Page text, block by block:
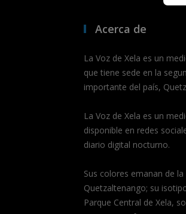
Acerca de
La Voz de Xela es un
que tiene sede en la
importante del país,
La Voz de Xela es un
disponible en redes
diario digital nocturno.
Sus colores emanan de
Quetzaltenango; su
Parque Central de Xela,